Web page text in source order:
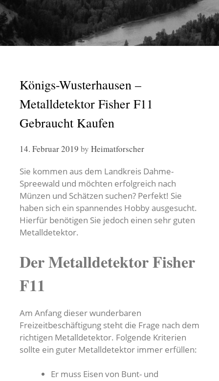
Königs-Wusterhausen –
Metalldetektor Fisher F11
Gebraucht Kaufen
14. Februar 2019 by Heimatforscher
Sie kommen aus dem Landkreis Dahme-
Spreewald und möchten erfolgreich nach
Münzen und Schätzen suchen? Perfekt! Sie
haben sich ein spannendes Hobby ausgesucht.
Hierfür benötigen Sie jedoch einen sehr guten
Metalldetektor.
Der Metalldetektor Fisher
F11
Am Anfang dieser wunderbaren
Freizeitbeschäftigung steht die Frage nach dem
richtigen Metalldetektor. Folgende Kriterien
sollte ein guter Metalldetektor immer erfüllen:
Er muss Eisen von Bunt- und